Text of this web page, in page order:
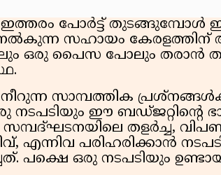
പോർട്ട് തുടങ്ങുമ്പോൾ
സഹായം കേരളത്തിന്
ഒരു പൈസ പോലും തരാൻ
സാമ്പത്തിക
നടപടിയും ഈ ബഡ്ജറ്റിൻ്റെ
സമ്പദ്ഘടനയിലെ തളർച്ച,
എന്നിവ പരിഹരിക്കാൻ
പക്ഷെ ഒരു നടപടിയും